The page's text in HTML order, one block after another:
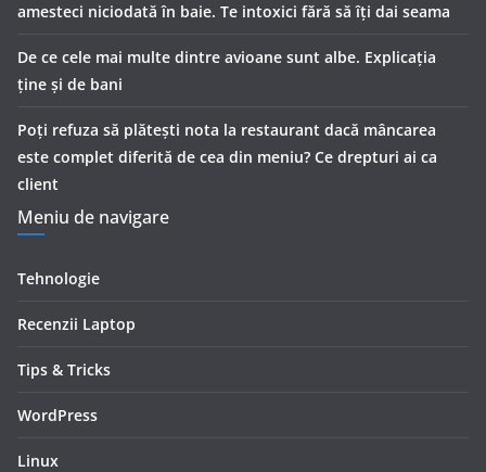
amesteci niciodată în baie. Te intoxici fără să îţi dai seama
De ce cele mai multe dintre avioane sunt albe. Explicația
ține și de bani
Poți refuza să plătești nota la restaurant dacă mâncarea
este complet diferită de cea din meniu? Ce drepturi ai ca
client
Meniu de navigare
Tehnologie
Recenzii Laptop
Tips & Tricks
WordPress
Linux